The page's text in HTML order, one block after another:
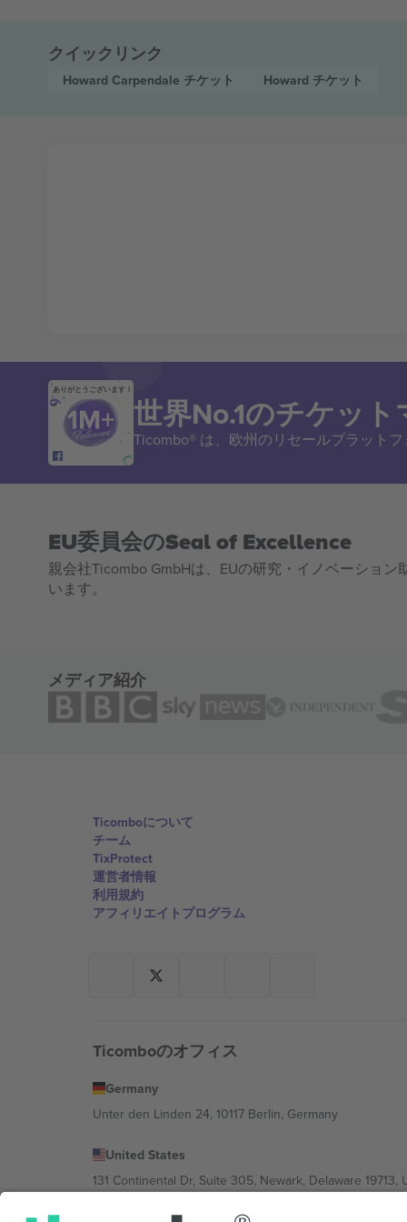
クイックリンク
Howard Carpendale チケット Howard チケット
ありがとうございます！
世界No.1のチケッ
Ticombo® は、欧州のリセールプラット
EU委員会のSeal of Excellence
親会社Ticombo GmbHは、EUの研究・イノベーショ
います。
メディア紹介
Ticomboについて
チーム
TixProtect
運営者情報
利用規約
アフィリエイトプログラム
Ticomboのオフィス
Germany
Unter den Linden 24, 10117 Berlin, Germany
United States
131 Continental Dr, Suite 305, Newark, Delaware 19713,